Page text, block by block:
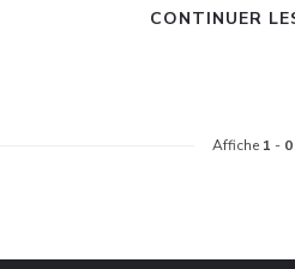
CONTINUER
Affiche 1 - 0